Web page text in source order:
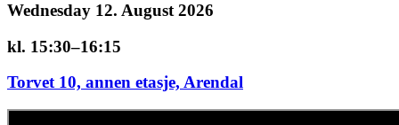
Wednesday 12. August 2026
kl. 15:30–16:15
Torvet 10, annen etasje, Arendal